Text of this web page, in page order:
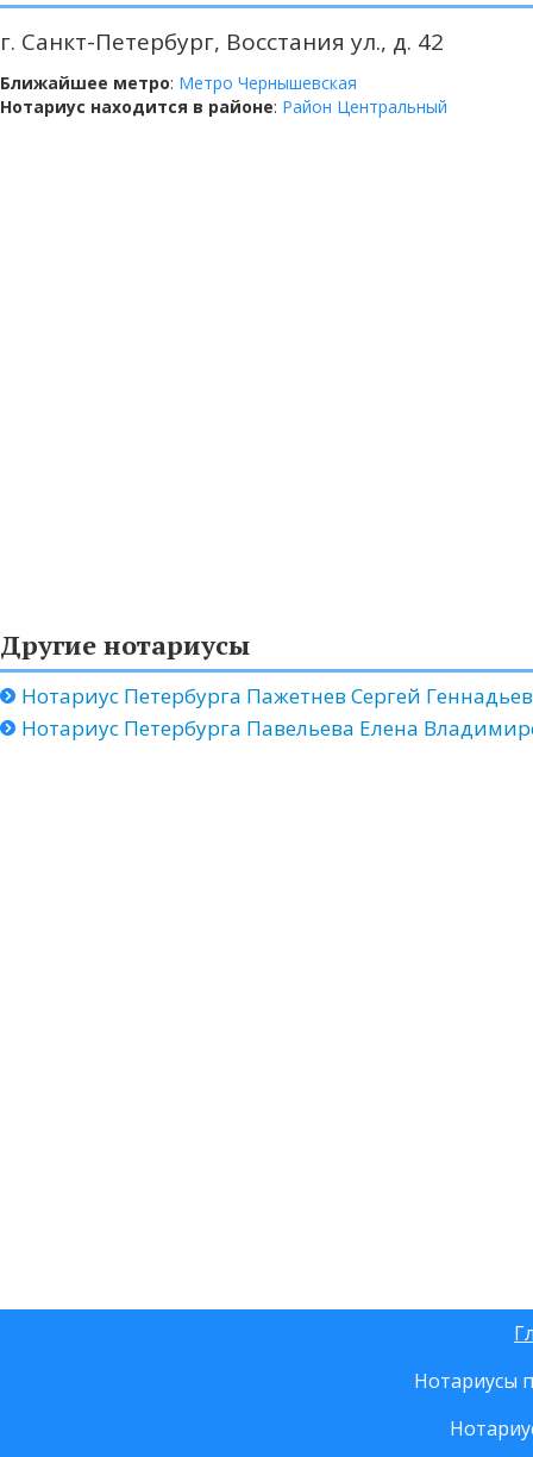
г. Санкт-Петербург, Восстания ул., д. 42
Ближайшее метро: Метро Чернышевская
Нотариус находится в районе: Район Центральный
Другие нотариусы
Нотариус Петербурга Пажетнев Сергей
Нотариус Петербурга Павельева Елена
Нотариусы